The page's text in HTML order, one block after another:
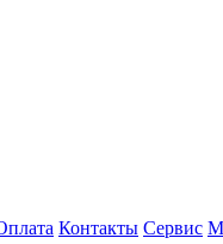
Контакты Сервис